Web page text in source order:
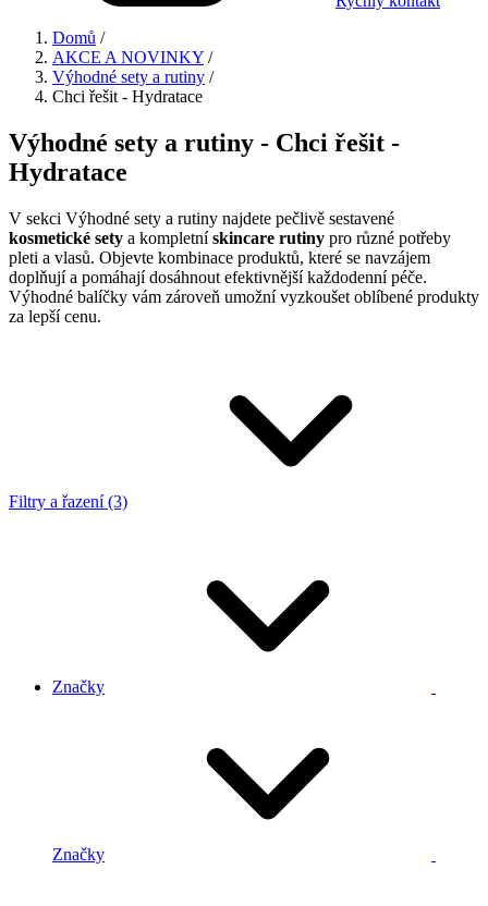
Domů /
AKCE A NOVINKY /
Výhodné sety a rutiny /
Chci řešit - Hydratace
Výhodné sety a rutiny - Chci řešit -
Hydratace
V sekci Výhodné sety a rutiny najdete pečlivě sestavené
kosmetické sety a kompletnískincare rutiny pro různé potřeby
pleti a vlasů. Objevte kombinace produktů, které se navzájem
doplňují a pomáhají dosáhnout efektivnější každodenní péče.
Výhodné balíčky vám zároveň umožní vyzkoušet oblíbené produkty
za lepší cenu.
Filtry a řazení (3)
Značky
Značky